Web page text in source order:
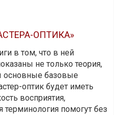
ОПТИКА»
в том, что в ней
не только теория,
основные базовые
оптик будет иметь
восприятия,
терминология помогут без